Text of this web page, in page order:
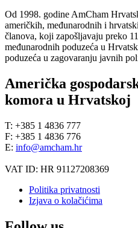
Od 1998. godine AmCham
američkih, međunarodnih i
članova, koji zapošljavaju preko
međunarodnih poduzeća u
poduzeća u zagovaranju javnih
Američka
komora u Hrvatskoj
T: +385 1 4836 777
F: +385 1 4836 776
E: info@amcham.hr
VAT ID: HR 91127208369
Politika privatnosti
Izjava o kolačićima